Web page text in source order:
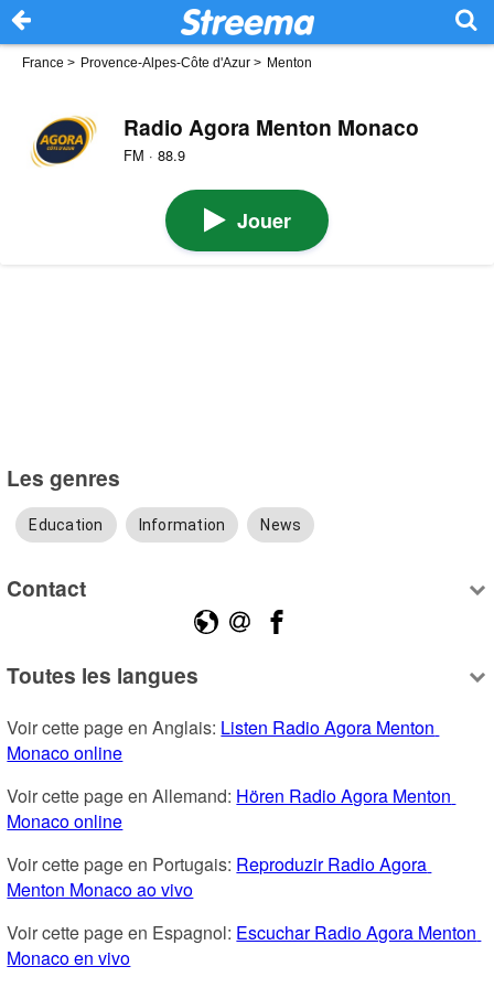
France > Provence-Alpes-Côte d'Azur > Menton
Radio Agora Menton Monaco
FM · 88.9
Jouer
Les genres
Education Information News
Contact
Toutes les langues
Voir cette page en Anglais: Listen Radio Agora Menton
Monaco online
Voir cette page en Allemand: Hören Radio Agora Menton
Monaco online
Voir cette page en Portugais: Reproduzir Radio Agora
Menton Monaco ao vivo
Voir cette page en Espagnol: Escuchar Radio Agora Menton
Monaco en vivo